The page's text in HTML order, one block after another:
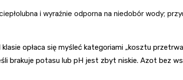
i wyraźnie odporna na niedobór wody;
opłaca się myśleć kategoriami „kosztu
brakuje potasu lub pH jest zbyt niskie. Azot bez